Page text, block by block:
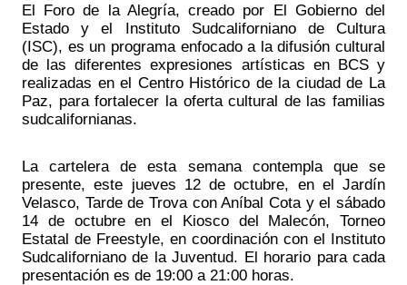
El Foro de la Alegría, creado por El Gobierno del
Estado y el Instituto Sudcaliforniano de Cultura
(ISC), es un programa enfocado a la difusión cultural
de las diferentes expresiones artísticas en BCS y
realizadas en el Centro Histórico de la ciudad de La
Paz, para fortalecer la oferta cultural de las familias
sudcalifornianas.
La cartelera de esta semana contempla que se
presente, este jueves 12 de octubre, en el Jardín
Velasco, Tarde de Trova con Aníbal Cota y el sábado
14 de octubre en el Kiosco del Malecón, Torneo
Estatal de Freestyle, en coordinación con el Instituto
Sudcaliforniano de la Juventud. El horario para cada
presentación es de 19:00 a 21:00 horas.